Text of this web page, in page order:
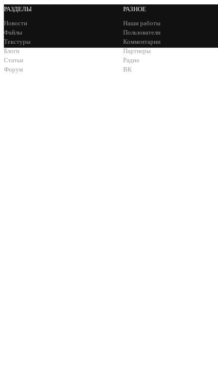
РАЗДЕЛЫ
Новости
Файлы
Текстуры
Блоги
Статьи
Форум
РАЗНОЕ
Наши работы
Пользователи
Комментарии
Партнеры
Радио
ВК